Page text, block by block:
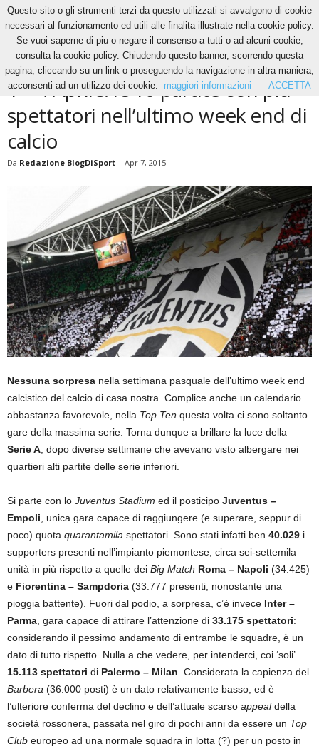
News 1 – 4 Aprile: le 10 partite con più spettatori nell’ultimo week...
NEWS
1 – 4 Aprile: le 10 partite con più
spettatori nell’ultimo week end di
calcio
Da Redazione BlogDiSport - Apr 7, 2015
Nessuna sorpresa nella settimana pasquale dell’ultimo week end
calcistico del calcio di casa nostra. Complice anche un calendario
abbastanza favorevole, nella Top Ten questa volta ci sono soltanto
gare della massima serie. Torna dunque a brillare la luce della
Serie A , dopo diverse settimane che avevano visto albergare nei
quartieri alti partite delle serie inferiori.
Si parte con lo Juventus Stadium ed il posticipo Juventus –
Empoli , unica gara capace di raggiungere (e superare, seppur di
poco) quota quarantamila spettatori. Sono stati infatti ben 40.029 i
supporters presenti nell’impianto piemontese, circa sei-settemila
unità in più rispetto a quelle dei Big Match Roma – Napoli (34.425)
e Fiorentina – Sampdoria (33.777 presenti, nonostante una
pioggia battente). Fuori dal podio, a sorpresa, c’è invece Inter –
Parma , gara capace di attirare l’attenzione di 33.175 spettatori:
considerando il pessimo andamento di entrambe le squadre, è un
dato di tutto rispetto. Nulla a che vedere, per intenderci, coi ‘soli’
15.113 spettatori di Palermo – Milan . Considerata la capienza del
Barbera (36.000 posti) è un dato relativamente basso, ed è
l’ulteriore conferma del declino e dell’attuale scarso appealdella
società rossonera, passata nel giro di pochi anni da essere un Top
Club europeo ad una normale squadra in lotta (?) per un posto in
Questo sito o gli strumenti terzi da questo utilizzati si avvalgono di cookie
necessari al funzionamento ed utili alle finalita illustrate nella cookie policy.
Se vuoi saperne di piu o negare il consenso a tutti o ad alcuni cookie,
consulta la cookie policy. Chiudendo questo banner, scorrendo questa
pagina, cliccando su un link o proseguendo la navigazione in altra maniera,
acconsenti ad un utilizzo dei cookie.
maggiori informazioni ACCETTA